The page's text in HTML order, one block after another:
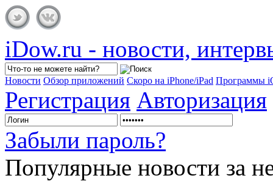
iDow.ru - новости,
Новости Обзор приложений Скоро на iPhone/iPad Программы
Регистрация Авторизация
Забыли пароль?
Популярные новости за